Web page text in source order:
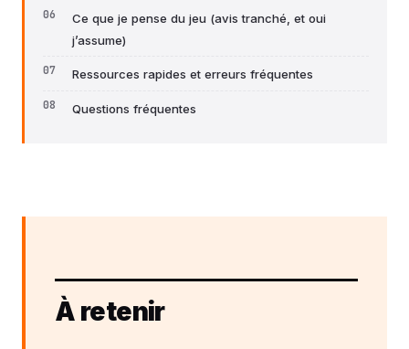
Ce que je pense du jeu (avis tranché, et oui
j’assume)
Ressources rapides et erreurs fréquentes
Questions fréquentes
À retenir